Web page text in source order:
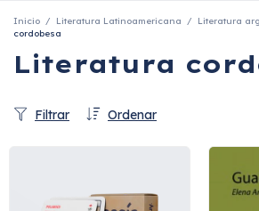
Inicio / Literatura Latinoamericana / Literatura
cordobesa
Literatura
Ordenar
Filtrar